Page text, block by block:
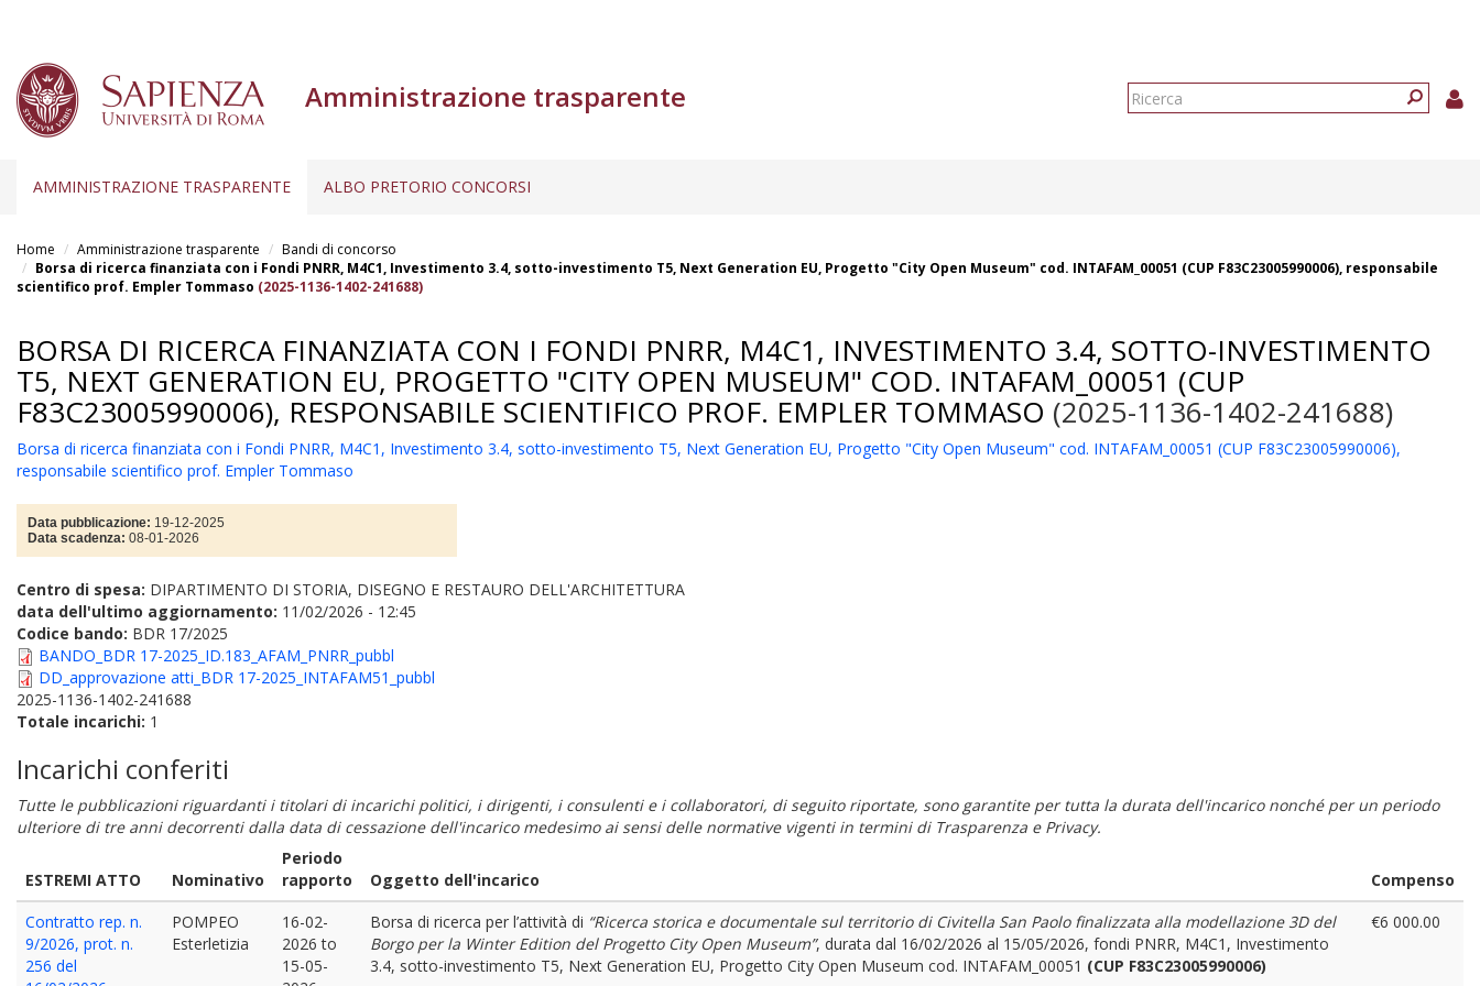
contenuto
principale
Amministrazione trasparente
Form
AMMINISTRAZIONE TRASPARENTE ALBO PRETORIO CONCORSI
Home Amministrazione trasparente
Bandi di concorso
Borsa di ricerca finanziata con i Fondi PNRR, M4C1, Investimento 3.4, sotto-investimento T5, Next Generation EU, Progetto "City Open Museum" cod. INTAFAM_00051 (CUP F83C23005990006), responsabile
scientifico prof. Empler Tommaso (2025-1136-1402-241688)
BORSA DI RICERCA FINANZIATA CON I FONDI PNRR, M4C1, INVESTIMENTO 3.4, SOTTO-INVESTIMENTO
T5, NEXT GENERATION EU, PROGETTO "CITY OPEN MUSEUM" COD. INTAFAM_00051 (CUP
F83C23005990006), RESPONSABILE SCIENTIFICO PROF. EMPLER TOMMASO (2025-1136-1402-241688)
Borsa di ricerca finanziata con i Fondi PNRR, M4C1, Investimento 3.4, sotto-investimento T5, Next Generation EU, Progetto "City Open Museum" cod. INTAFAM_00051 (CUP F83C23005990006),
responsabile scientifico prof. Empler Tommaso
Data pubblicazione: 19-12-2025
Data scadenza: 08-01-2026
Centro di spesa: DIPARTIMENTO DI STORIA, DISEGNO E RESTAURO DELL'ARCHITETTURA
data dell'ultimo aggiornamento: 11/02/2026 - 12:45
Codice bando: BDR 17/2025
BANDO_BDR 17-2025_ID.183_AFAM_PNRR_pubbl
DD_approvazione atti_BDR 17-2025_INTAFAM51_pubbl
2025-1136-1402-241688
Totale incarichi: 1
Incarichi conferiti
Tutte le pubblicazioni riguardanti i titolari di incarichi politici, i dirigenti, i consulenti e i collaboratori, di seguito riportate, sono garantite per tutta la durata dell'incarico nonché per un periodo
ulteriore di tre anni decorrenti dalla data di cessazione dell'incarico medesimo ai sensi delle normative vigenti in termini di Trasparenza e Privacy.
ESTREMI ATTO Nominativo
Periodo
rapporto
Oggetto dell'incarico
Compenso
Contratto rep. n.
9/2026, prot. n.
256 del
POMPEO
Esterletizia
16-02-
2026 to
15-05-
Borsa di ricerca per l’attività di “Ricerca storica e documentale sul territorio di Civitella San Paolo finalizzata alla modellazione 3D del
Borgo per la Winter Edition del Progetto City Open Museum”, durata dal 16/02/2026 al 15/05/2026, fondi PNRR, M4C1, Investimento
3.4, sotto-investimento T5, Next Generation EU, Progetto City Open Museum cod. INTAFAM_00051 (CUP F83C23005990006)
€6 000.00